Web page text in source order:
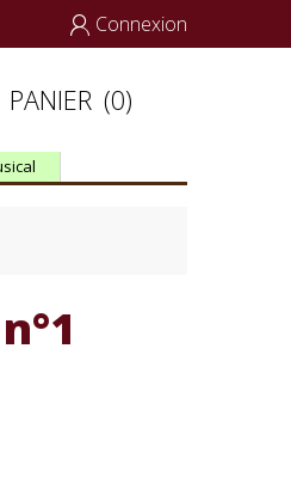
 Connexion
PANIER (0)